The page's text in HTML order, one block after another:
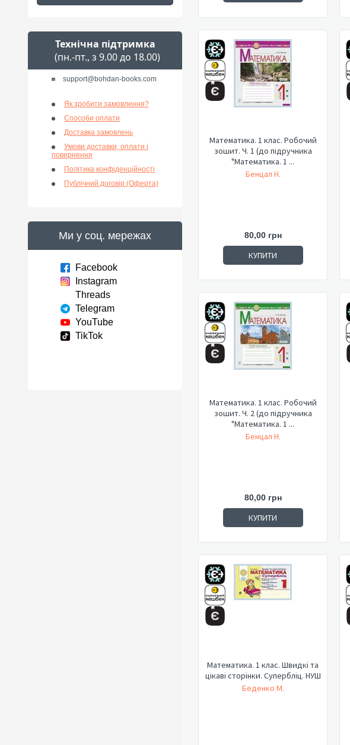
Технічна підтримка
(пн.-пт., з 9.00 до 18.00)
support@bohdan-books.com
Як зробити замовлення?
Способи оплати
Доставка замовлень
Умови доставки, оплати і
повернення
Політика конфіденційності
Публічний договір (Оферта)
Ми у соц. мережах
Facebook
Instagram
Threads
Telegram
YouTube
TikTok
Математика. 1 клас. Робочий
зошит. Ч. 1 (до підручника
"Математика. 1 ...
Бенцал Н.
80,00 грн
КУПИТИ
Математика. 1 клас. Робочий
зошит. Ч. 2 (до підручника
"Математика. 1 ...
Бенцал Н.
80,00 грн
КУПИТИ
Математика. 1 клас. Швидкі та
цікаві сторінки. Супербліц. НУШ
Беденко М.